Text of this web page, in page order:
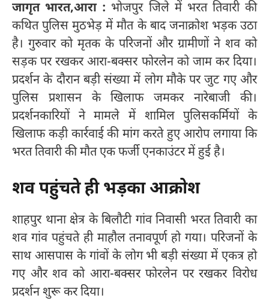
जागृत भारत,आरा : भोजपुर जिले में भरत तिवारी की
कथित पुलिस मुठभेड़ में मौत के बाद जनाक्रोश भड़क उठा
है। गुरुवार को मृतक के परिजनों और ग्रामीणों ने शव को
सड़क पर रखकर आरा-बक्सर फोरलेन को जाम कर दिया।
प्रदर्शन के दौरान बड़ी संख्या में लोग मौके पर जुट गए और
पुलिस प्रशासन के खिलाफ जमकर नारेबाजी की।
प्रदर्शनकारियों ने मामले में शामिल पुलिसकर्मियों के
खिलाफ कड़ी कार्रवाई की मांग करते हुए आरोप लगाया कि
भरत तिवारी की मौत एक फर्जी एनकाउंटर में हुई है।
शव पहुंचते ही भड़का आक्रोश
शाहपुर थाना क्षेत्र के बिलौटी गांव निवासी भरत तिवारी का
शव गांव पहुंचते ही माहौल तनावपूर्ण हो गया। परिजनों के
साथ आसपास के गांवों के लोग भी बड़ी संख्या में एकत्र हो
गए और शव को आरा-बक्सर फोरलेन पर रखकर विरोध
प्रदर्शन शुरू कर दिया।